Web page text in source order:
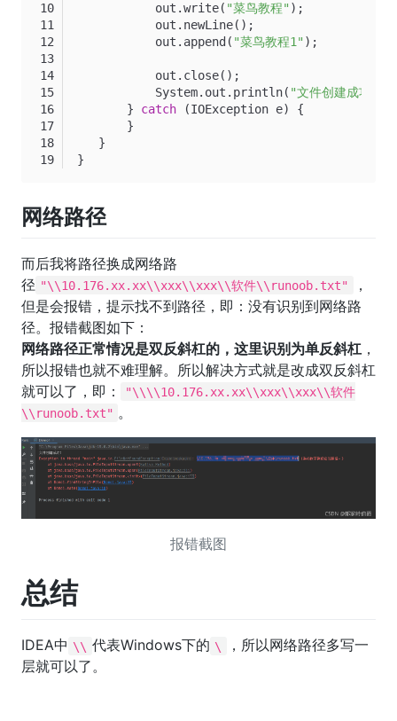
            out.write(
"菜鸟教程" );
            out.newLine();
            out.append(
"菜鸟教程1" );
            out.close();
            System.out.println(
"文件创建成功！"
        }
catch (IOException e) {
        }
    }
}
网络路径
而后我将路径换成网络路
径 "\\10.176.xx.xx\\xxx\\xxx\\软件\\runoob.txt"
，
但是会报错，提示找不到路径，即：没有识别到网络路
径。报错截图如下：
网络路径正常情况是双反斜杠的，这里识别为单反斜杠 ，
所以报错也就不难理解。所以解决方式就是改成双反斜杠
就可以了，即：
"\\\\10.176.xx.xx\\xxx\\xxx\\软件
\\runoob.txt" 。
报错截图
总结
IDEA中 \\ 代表Windows下的 \
，所以网络路径多写一
层就可以了。